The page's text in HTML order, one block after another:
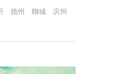
德州 聊城
滨州